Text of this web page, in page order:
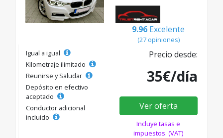
9.96 Excelente
(27 opiniones)
Igual a igual
Kilometraje ilimitado
Reunirse y Saludar
Depósito en efectivo
aceptado
Conductor adicional
incluido
Precio desde:
35€/día
Ver oferta
Incluye tasas e
impuestos. (VAT)